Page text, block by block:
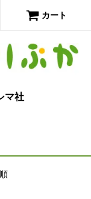
カート
マ社